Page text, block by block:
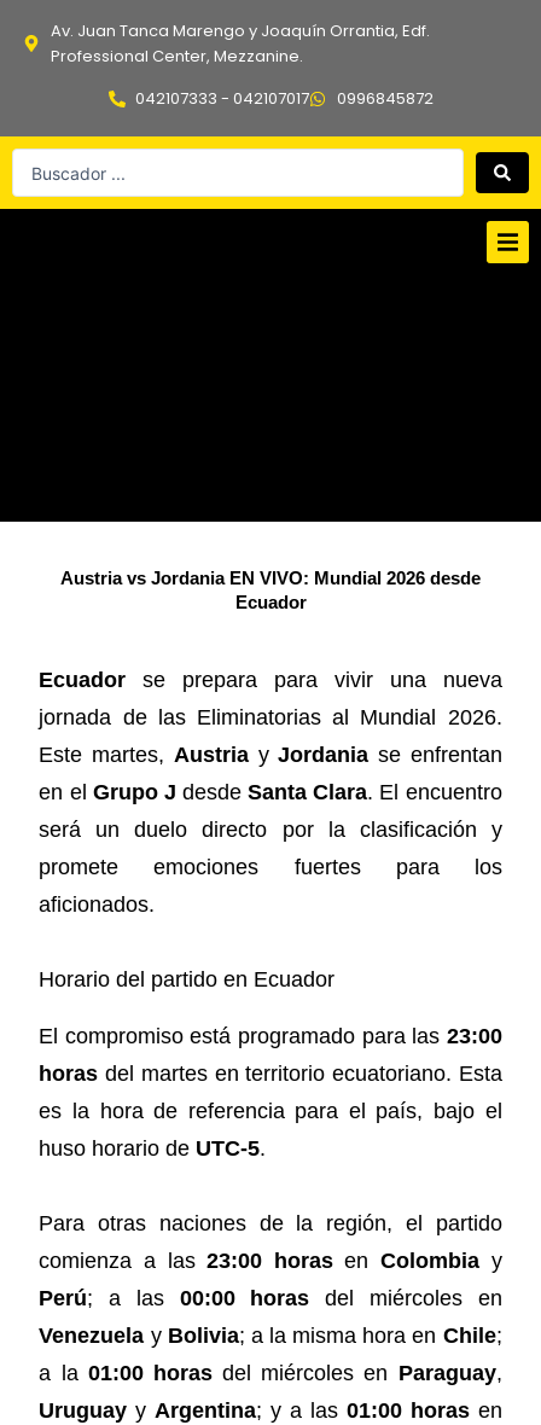
Av. Juan Tanca Marengo y Joaquín Orrantia, Edf.
Professional Center, Mezzanine.
042107333 - 042107017
0996845872
Search
Austria vs Jordania EN VIVO: Mundial 2026 desde
Ecuador
Ecuador se prepara para vivir una nueva
jornada de las Eliminatorias al Mundial 2026.
Este martes, AustriayJordania se enfrentan
en el Grupo J desdeSanta Clara. El encuentro
será un duelo directo por la clasificación y
promete emociones fuertes para los
aficionados.
Horario del partido en Ecuador
El compromiso está programado para las 23:00
horas del martes en territorio ecuatoriano. Esta
es la hora de referencia para el país, bajo el
huso horario de UTC-5.
Para otras naciones de la región, el partido
comienza a las23:00 horasen Colombiay
Perú; a las 00:00 horas del miércoles en
Venezuela y Bolivia; a la misma hora en Chile;
a la 01:00 horasdel miércoles en Paraguay,
Uruguay yArgentina; y a las 01:00 horasen